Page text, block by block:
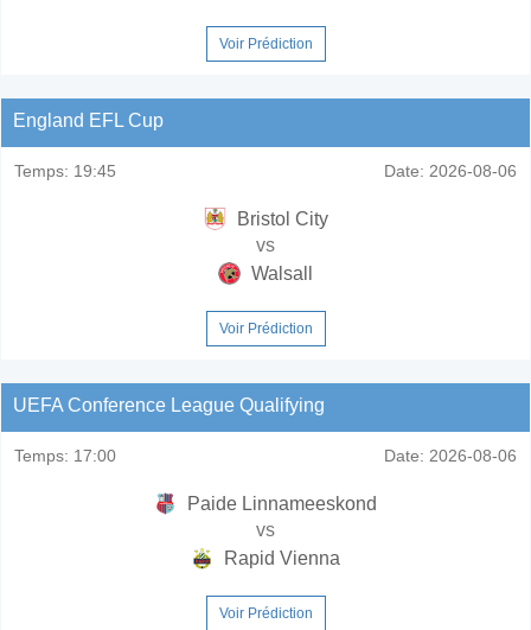
Voir Prédiction
England EFL Cup
Temps: 19:45 Date: 2026-08-06
Bristol City
vs
Walsall
Voir Prédiction
UEFA Conference League Qualifying
Temps: 17:00 Date: 2026-08-06
Paide Linnameeskond
vs
Rapid Vienna
Voir Prédiction